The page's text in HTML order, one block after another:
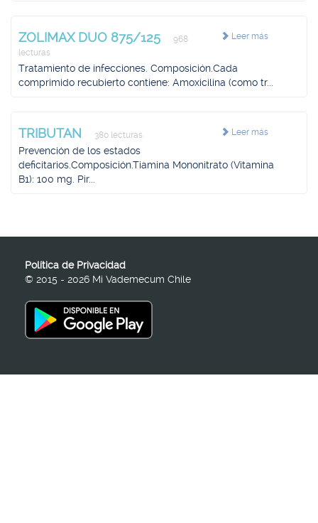
Leer más
ZOLIMAX DUO 875/125
968
lecturas
Tratamiento de infecciones. Composición.Cada
comprimido recubierto contiene: Amoxicilina (como tr...
Leer más
TRIBUTAN 380 lecturas
Prevención de los estados
deficitarios.Composición.Tiamina Mononitrato (Vitamina
B1): 100 mg. Pir...
Política de Privacidad
© 2015 - 2026 Mi Vademecum Chile